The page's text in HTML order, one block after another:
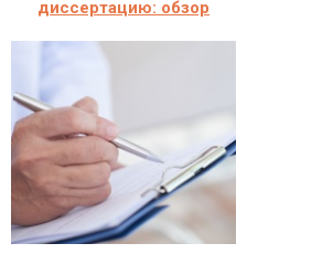
диссертацию: обзор